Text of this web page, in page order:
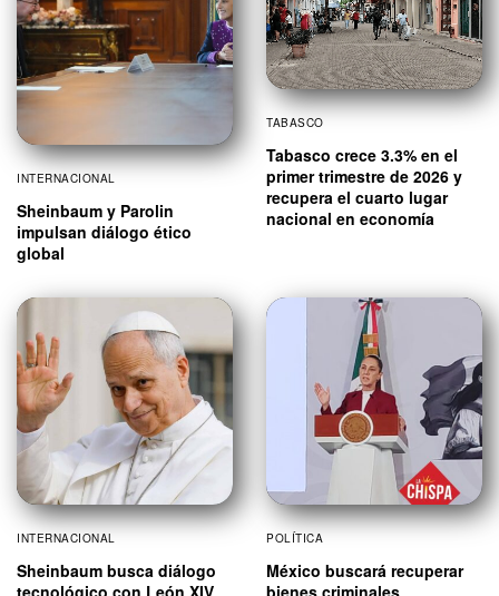
INTERNACIONAL
Sheinbaum y Parolin
impulsan diálogo ético
global
TABASCO
Tabasco crece 3.3% en el
primer trimestre de 2026 y
recupera el cuarto lugar
nacional en economía
INTERNACIONAL
Sheinbaum busca diálogo
POLÍTICA
México buscará recuperar